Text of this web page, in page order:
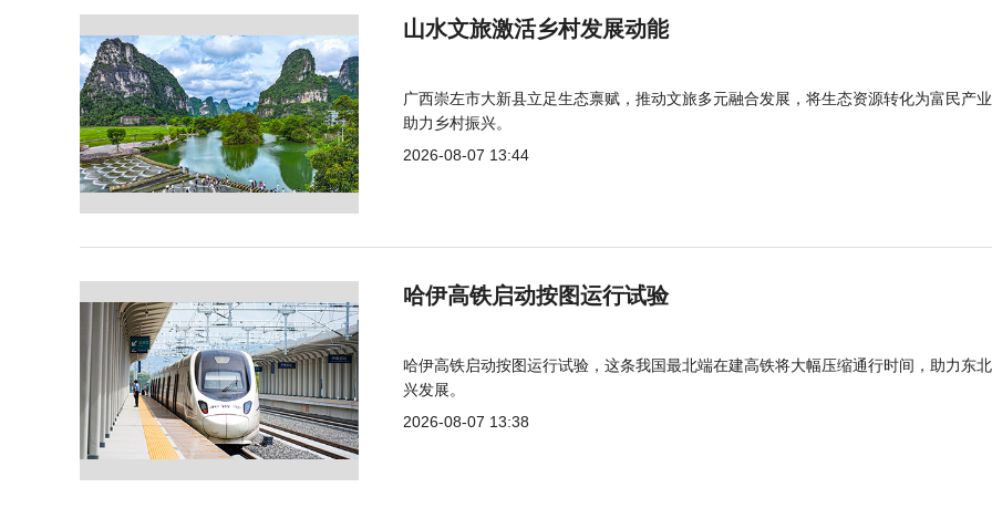
山水文旅激活乡村发展动能
广西崇左市大新县立足生态禀赋，推动文旅多元融合发展，将生态资源转化为富民产
助力乡村振兴。
2026-08-07 13:44
哈伊高铁启动按图运行试验
哈伊高铁启动按图运行试验，这条我国最北端在建高铁将大幅压缩通行时间，助力东
兴发展。
2026-08-07 13:38